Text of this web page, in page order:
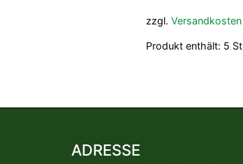
zzgl.Versandkosten
Produkt enthält: 5 St
ADRESSE